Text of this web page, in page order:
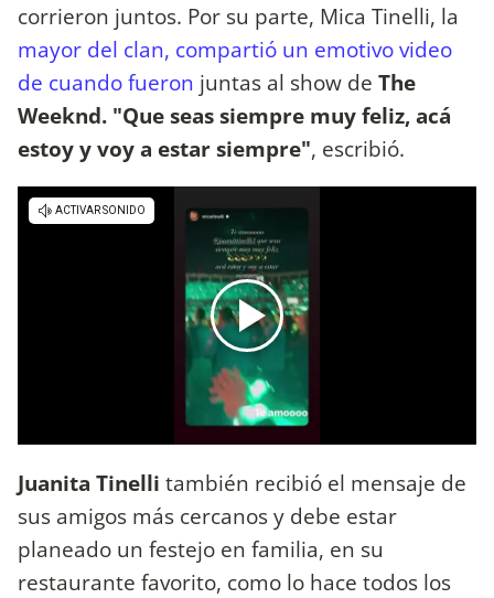
corrieron juntos. Por su parte, Mica Tinelli, la
mayor del clan, compartió un emotivo video
de cuando fueron juntas al show de The
Weeknd. "Que seas siempre muy feliz, acá
estoy y voy a estar siempre", escribió.
Juanita Tinelli también recibió el mensaje de
sus amigos más cercanos y debe estar
planeado un festejo en familia, en su
restaurante favorito, como lo hace todos los